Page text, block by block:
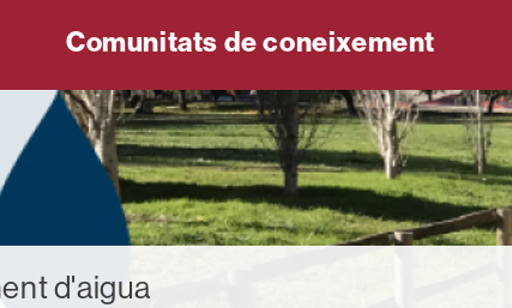
Comunitats de coneixement
d'aigua